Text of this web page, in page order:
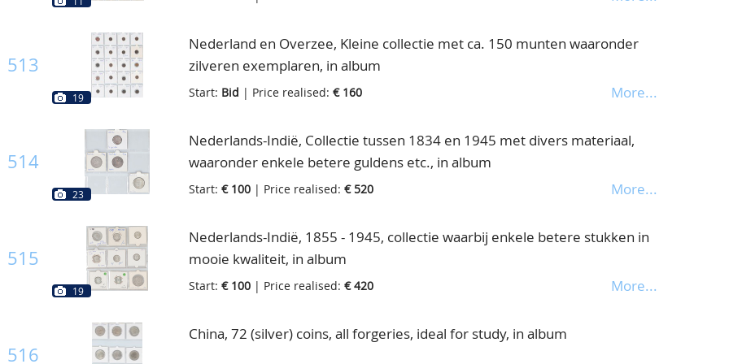
513
19
Nederland en Overzee, Kleine collectie met ca. 150 munten waaronder
zilveren exemplaren, in album
More...
Start: Bid | Price realised: € 160
514
23
Nederlands-Indië, Collectie tussen 1834 en 1945 met divers materiaal,
waaronder enkele betere guldens etc., in album
More...
Start: € 100 | Price realised: € 520
515
19
Nederlands-Indië, 1855 - 1945, collectie waarbij enkele betere stukken in
mooie kwaliteit, in album
More...
Start: € 100 | Price realised: € 420
516
China, 72 (silver) coins, all forgeries, ideal for study, in album